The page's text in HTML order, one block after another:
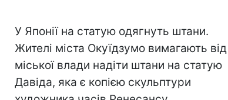
У Японії на статую одягнуть штани.
Жителі міста Окуїдзумо вимагають від
міської влади надіти штани на статую
Давіда, яка є копією скульптури